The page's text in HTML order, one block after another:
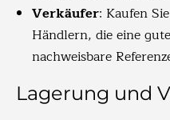
Verkäufer: Kaufen
Händlern, die eine
nachweisbare
Lagerung und